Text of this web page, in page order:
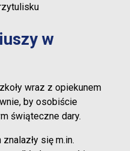
w
wraz z opiekunem
by osobiście
świąteczne dary.
się m.in.